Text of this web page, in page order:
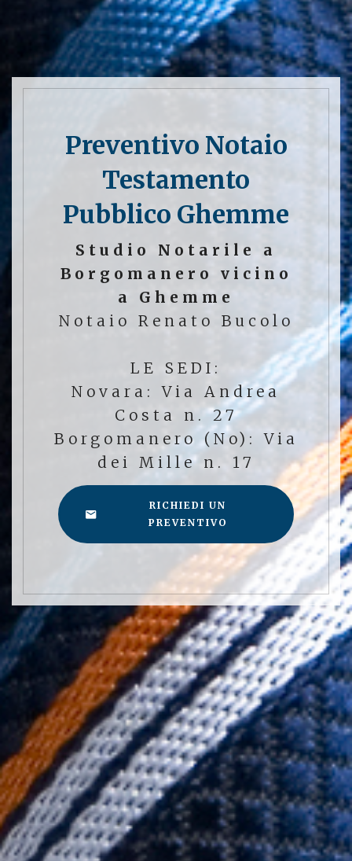
Preventivo Notaio
Testamento
Pubblico Ghemme
Studio Notarile a
Borgomanero vicino
a Ghemme
Notaio Renato Bucolo
LE SEDI:
Novara: Via Andrea
Costa n. 27
Borgomanero (No): Via
dei Mille n. 17
RICHIEDI UN
PREVENTIVO